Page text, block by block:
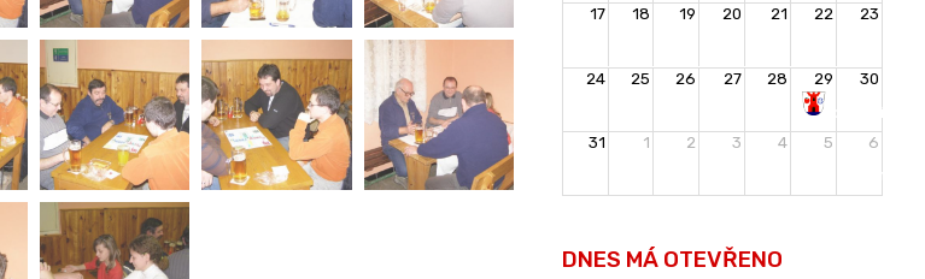
17 18 19 20 21 22 23
24 25 26 27 28 29
30
Rozloučení
prázdninami
31 1 2 3 4 5 6
DNES MÁ OTEVŘENO